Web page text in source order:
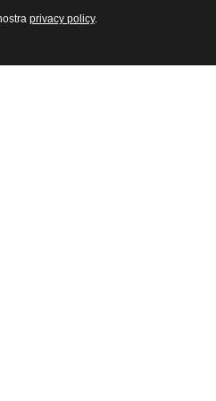
privacy policy.
privacy policy.